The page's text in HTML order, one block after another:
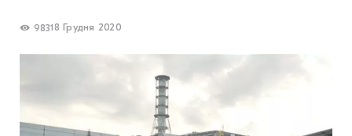
СПЕЦПРОЄКТИ
THE UKRAINIAN PAVILION AT VENICE BIENNALE
2022
98318 Грудня 2020